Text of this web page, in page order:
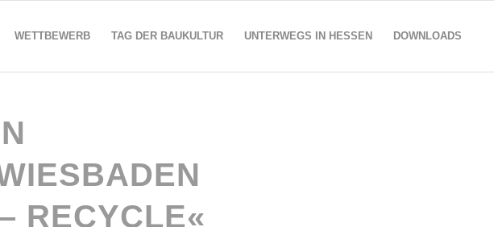
WETTBEWERB TAG DER BAUKULTUR UNTERWEGS IN HESSEN DOWNLOADS
RECYCLE«